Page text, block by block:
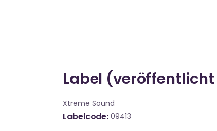
Label
Xtreme Sound
Labelcode 09413